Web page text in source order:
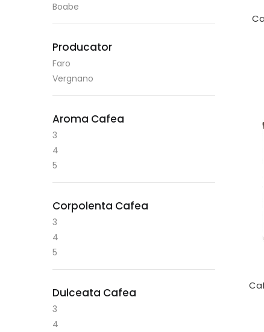
Boabe
Producator
Faro
Vergnano
Aroma Cafea
3
4
5
Corpolenta Cafea
3
4
5
Dulceata Cafea
3
4